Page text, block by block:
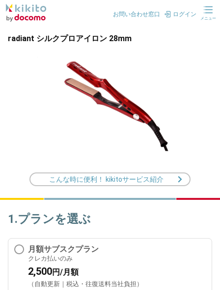
お問い合わせ窓口 ログイン
メニュー
radiant シルクプロアイロン 28mm
こんな時に便利！ kikitoサービス紹介
1.プランを選ぶ
月額サブスクプラン
クレカ払いのみ
2,500円/月額
（自動更新｜税込・往復送料当社負担）